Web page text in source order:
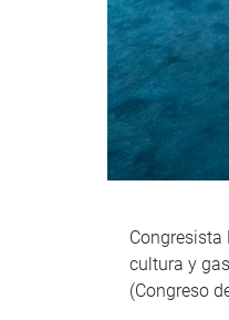
Congresista
cultura y
(Congreso